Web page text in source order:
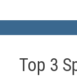
Top 3